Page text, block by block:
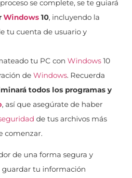
se complete, se te guiará
Windows 10, incluyendo la
tu cuenta de usuario y
tu PC con Windows 10
de Windows. Recuerda
todos los programas y
, así que asegúrate de haber
de tus archivos más
comenzar.
de una forma segura y
guardar tu información